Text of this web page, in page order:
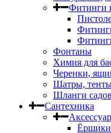
Фитинги
Фонтаны
Химия для
Черенки,
Шатры,
Шланги
Сантехника
Ёршики